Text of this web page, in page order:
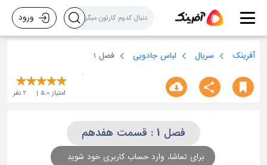
ورود
آفرینک سریال لباس جادویی فصل 1
امتیاز 5.0
2 نفر
فصل 1 : قسمت هفدهم
برای تماشا، وارد حساب کاربری خود شوید